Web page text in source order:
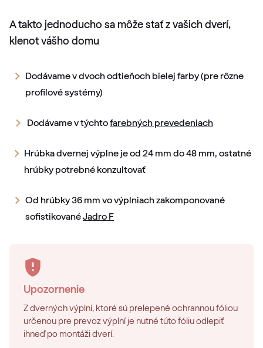
A takto jednoducho sa môže stať z vašich dverí,
klenot vášho domu
Dodávame v dvoch odtieňoch bielej farby (pre rôzne
profilové systémy)
Dodávame v týchtofarebných prevedeniach
Hrúbka dvernej výplne je od 24 mm do 48 mm, ostatné
hrúbky potrebné konzultovať
Od hrúbky 36 mm vo výplniach zakomponované
sofistikovanéJadro F
Upozornenie
Z dverných výplní, ktoré sú prelepené ochrannou fóliou
určenou pre prevoz výplní je nutné túto fóliu odlepiť
ihneď po montáži dverí.